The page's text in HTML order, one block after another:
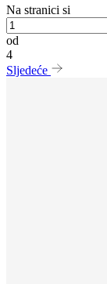
Na stranici si
od
4
Sljedeće